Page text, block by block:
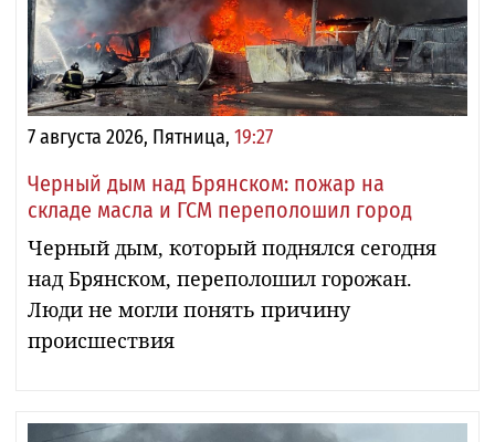
7 августа 2026, Пятница, 19:27
Черный дым над Брянском: пожар на
складе масла и ГСМ переполошил город
Черный дым, который поднялся сегодня
над Брянском, переполошил горожан.
Люди не могли понять причину
происшествия